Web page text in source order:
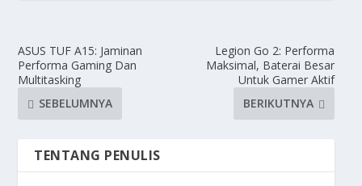
ASUS TUF A15: Jaminan
Performa Gaming Dan
Multitasking
SEBELUMNYA
Legion Go 2: Performa
Maksimal, Baterai Besar
Untuk Gamer Aktif
BERIKUTNYA
TENTANG PENULIS